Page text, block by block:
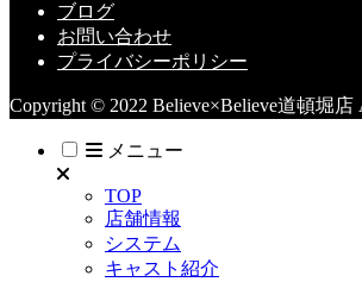
ブログ
お問い合わせ
プライバシーポリシー
Copyright © 2022 Believe×Believe道頓堀店
メニュー
TOP
店舗情報
システム
キャスト紹介